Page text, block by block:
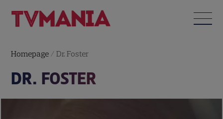
Homepage /Dr. Foster
DR. FOSTER